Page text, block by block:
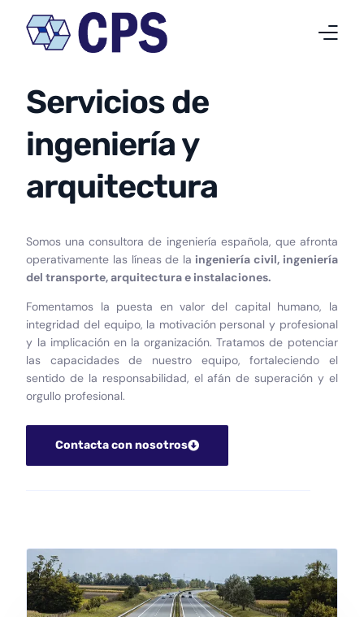
Servicios de
ingeniería y
arquitectura
Somos una consultora de ingeniería española, que afronta
operativamente las líneas de la ingeniería civil, ingeniería
del transporte, arquitectura e instalaciones.
Fomentamos la puesta en valor del capital humano, la
integridad del equipo, la motivación personal y profesional
y la implicación en la organización. Tratamos de potenciar
las capacidades de nuestro equipo, fortaleciendo el
sentido de la responsabilidad, el afán de superación y el
orgullo profesional.
Contacta con nosotros
Quiénes somos
Qué hacemos
Proyectos
Trabaja en CPS
Español